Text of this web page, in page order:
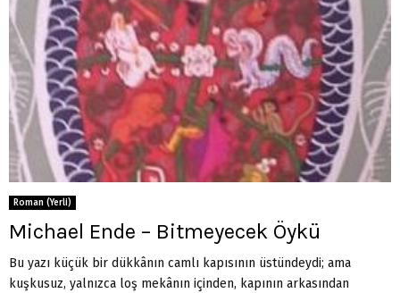
Roman (Yerli)
Michael Ende – Bitmeyecek Öykü
Bu yazı küçük bir dükkânın camlı kapısının üstündeydi; ama
kuşkusuz, yalnızca loş mekânın içinden, kapının arkasından